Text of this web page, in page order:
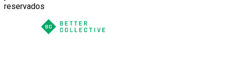
reservados